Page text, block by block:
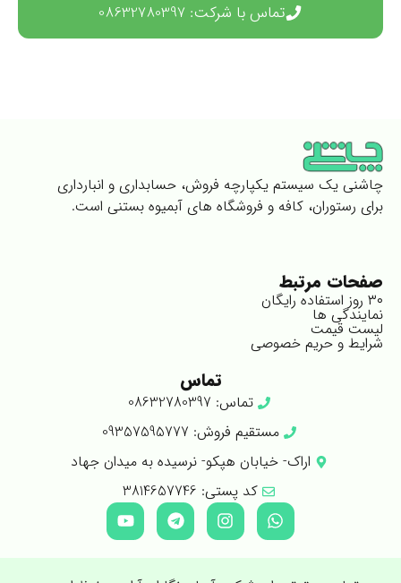
تماس با شرکت: 08632780397
چاشنی یک سیستم یکپارچه فروش، حسابداری و انبارداری
برای رستوران، کافه و فروشگاه های آبمیوه بستنی است.
صفحات مرتبط
۳۰ روز استفاده رایگان
نمایندگی ها
لیست قیمت
شرایط و حریم خصوصی
تماس
تماس: 08632780397
مستقیم فروش: 09357595777
اراک- خیابان هپکو- نرسیده به میدان جهاد
کد پستی: 3814657746